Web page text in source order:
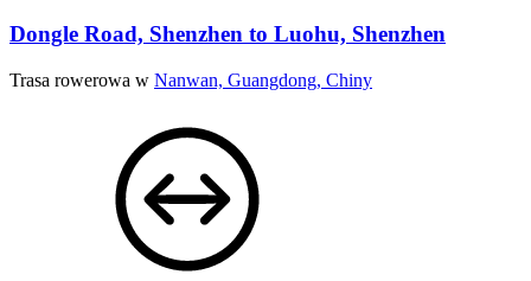
Dongle Road, Shenzhen to Luohu, Shenzhen
Trasa rowerowa w Nanwan, Guangdong, Chiny